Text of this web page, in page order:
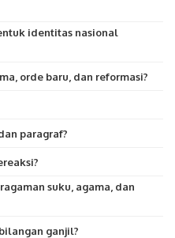
identitas nasional
orde baru, dan reformasi?
paragraf?
suku, agama, dan
ganjil?